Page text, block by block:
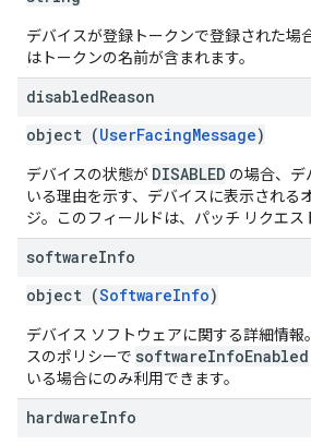
デバイスが登録トークンで登録された場
はトークンの名前が含まれます。
disabledReason
object (UserFacingMessage)
デバイスの状態が DISABLED の場合、デ
いる理由を示す、デバイスに表示される
ジ。このフィールドは、パッチ リクエス
softwareInfo
object (SoftwareInfo)
デバイス ソフトウェアに関する詳細情報
スのポリシーで softwareInfoEnabled
いる場合にのみ利用できます。
hardwareInfo